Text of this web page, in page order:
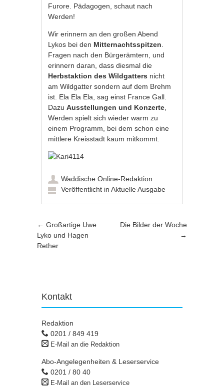
Furore. Pädagogen, schaut nach
Werden!
Wir erinnern an den großen Abend
Lykos bei den Mitternachtsspitzen
Fragen nach den Bürgerämtern, und
erinnern daran, dass diesmal die
Herbstaktion des Wildgatters nicht
am Wildgatter sondern auf dem Brehm
ist. Ela Ela Ela, sag einst France Gall.
DazuAusstellungen und Konzerte
Werden spielt sich wieder warm zu
einem Programm, bei dem schon eine
mittlere Kreisstadt kaum mitkommt.
Waddische Online-Redaktion
Veröffentlicht inAktuelle Ausgabe
Artikel-Navigation
← Großartige Uwe
Lyko und Hagen
Rether
Die Bilder der Woche
→
Kontakt
Redaktion
0201 / 849 419
E-Mail an die Redaktion
Abo-Angelegenheiten & Leserservice
0201 / 80 40
E-Mail an den Leserservice